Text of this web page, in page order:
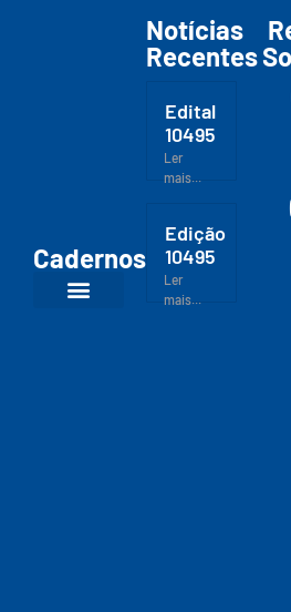
Cadernos
Notícias
Recentes
Edital
10495
Ler
mais...
Edição
10495
Ler
mais...